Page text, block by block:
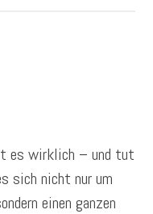
es wirklich – und tut
sich nicht nur um
einen ganzen